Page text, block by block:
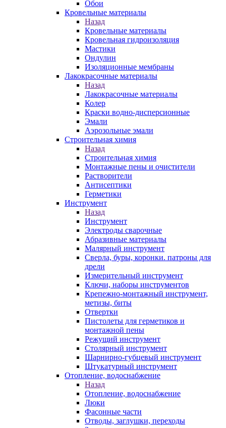
Обои
Кровельные материалы
Назад
Кровельные материалы
Кровельная гидроизоляция
Мастики
Ондулин
Изоляционные мембраны
Лакокрасочные материалы
Назад
Лакокрасочные материалы
Колер
Краски водно-дисперсионные
Эмали
Аэрозольные эмали
Строительная химия
Назад
Строительная химия
Монтажные пены и очистители
Растворители
Антисептики
Герметики
Инструмент
Назад
Инструмент
Электроды сварочные
Абразивные материалы
Малярный инструмент
Сверла, буры, коронки. патроны для
дрели
Измерительный инструмент
Ключи, наборы инструментов
Крепежно-монтажный инструмент,
метизы, биты
Отвертки
Пистолеты для герметиков и
монтажной пены
Режущий инструмент
Столярный инструмент
Шарнирно-губцевый инструмент
Штукатурный инструмент
Отопление, водоснабжение
Назад
Отопление, водоснабжение
Люки
Фасонные части
Отводы, заглушки, переходы